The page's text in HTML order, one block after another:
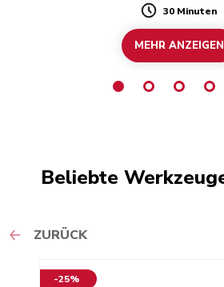
Duration
30 Minuten
MEHR ANZEIGEN
Beliebte
ZURÜCK
-25%